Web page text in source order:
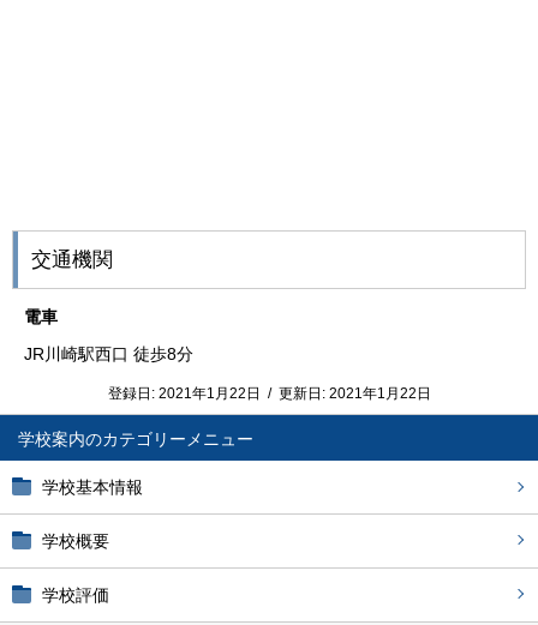
学校案内
学校基本情報
学校概要
学校評価
交通機関
電車
JR川崎駅西口 徒歩8分
登録日: 2021年1月22日 / 更新日: 2021年1月22日